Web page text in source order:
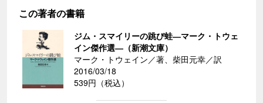
この著者の書籍
ジム・スマイリーの跳び蛙―マーク・トウェ
イン傑作選―（新潮文庫）
マーク・トウェイン／著、柴田元幸／訳
2016/03/18
539円（税込）